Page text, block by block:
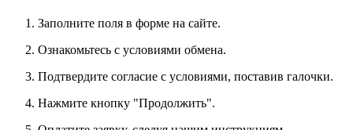
Заполните поля в форме на сайте.
Ознакомьтесь с условиями обмена.
Подтвердите согласие с условиями, поставив галочки.
Нажмите кнопку "Продолжить".